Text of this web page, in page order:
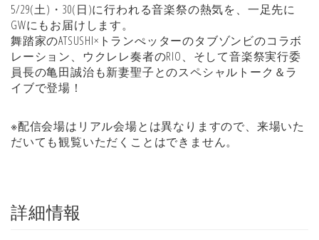
5/29(土)・30(日)に行われる音楽祭の熱気を、一足先に
GWにもお届けします。
舞踏家のATSUSHI×トランぺッターのタブゾンビのコラボ
レーション、ウクレレ奏者のRIO、そして音楽祭実行委
員長の亀田誠治も新妻聖子とのスペシャルトーク＆ラ
イブで登場！
※配信会場はリアル会場とは異なりますので、来場いた
だいても観覧いただくことはできません。
詳細情報